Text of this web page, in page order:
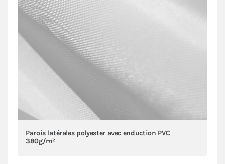
Parois latérales polyester avec enduction PVC
380g/m²